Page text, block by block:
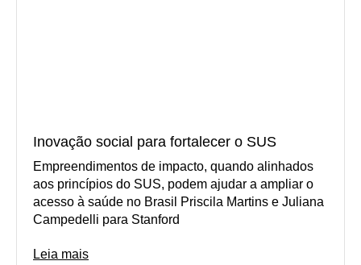
Inovação social para fortalecer o SUS
Empreendimentos de impacto, quando alinhados
aos princípios do SUS, podem ajudar a ampliar o
acesso à saúde no Brasil Priscila Martins e Juliana
Campedelli para Stanford
Leia mais